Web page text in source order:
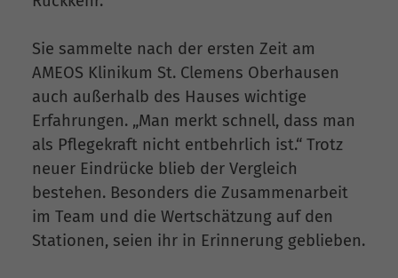
Sie sammelte nach der ersten Zeit am
AMEOS Klinikum St. Clemens Oberhausen
auch außerhalb des Hauses wichtige
Erfahrungen. „Man merkt schnell, dass man
als Pflegekraft nicht entbehrlich ist.“ Trotz
neuer Eindrücke blieb der Vergleich
bestehen. Besonders die Zusammenarbeit
im Team und die Wertschätzung auf den
Stationen, seien ihr in Erinnerung geblieben.